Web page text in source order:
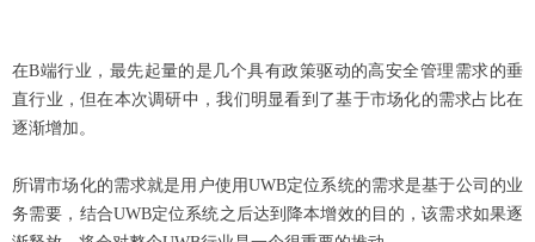
在B端行业，最先起量的是几个具有政策驱动的高安全管理需求的垂
直行业，但在本次调研中，我们明显看到了基于市场化的需求占比在
逐渐增加。
所谓市场化的需求就是用户使用UWB定位系统的需求是基于公司的业
务需要，结合UWB定位系统之后达到降本增效的目的，该需求如果逐